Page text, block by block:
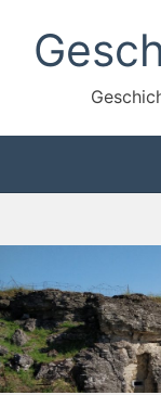
Inhalt
springen